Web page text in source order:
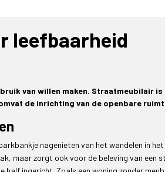
leefbaarheid
van willen maken. Straatmeubilair is
de inrichting van de openbare
nagenieten van het wandelen in het
maar zorgt ook voor de beleving van een